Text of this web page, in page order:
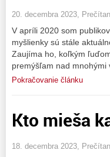
20. decembra 2023,
V apríli 2020 som
myšlienky sú stále
Zaujíma ho, koľkým
premýšľam nad
Pokračovanie článku
Kto mieša
18. decembra 2023,